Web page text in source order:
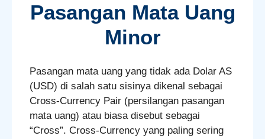
Pasangan Mata Uang
Minor
Pasangan mata uang yang tidak ada Dolar AS
(USD) di salah satu sisinya dikenal sebagai
Cross-Currency Pair (persilangan pasangan
mata uang) atau biasa disebut sebagai
“Cross”. Cross-Currency yang paling sering